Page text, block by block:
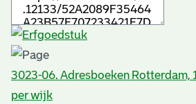
3023-06. Adresboeken Rotterdam,
per wijk